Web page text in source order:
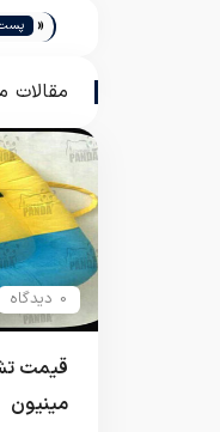
«
مقالات
0 دیدگاه
قیمت
مینیون